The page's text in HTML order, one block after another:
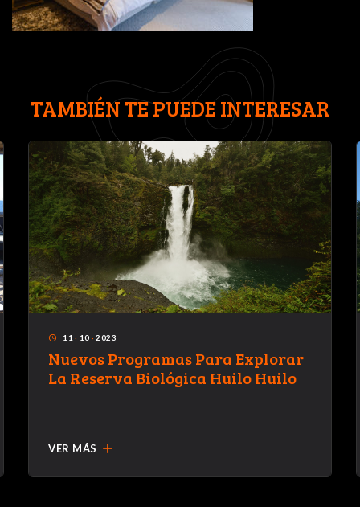
TAMBIÉN TE PUEDE INTERESAR
access_time 11 · 10 · 2023
Nuevos Programas Para Explorar
La Reserva Biológica Huilo Huilo
VER MÁS add